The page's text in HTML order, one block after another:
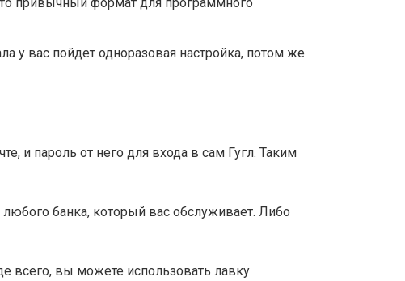
у вас пойдет одноразовая настройка, потом же
и пароль от него для входа в сам Гугл. Таким
банка, который вас обслуживает. Либо
всего, вы можете использовать лавку